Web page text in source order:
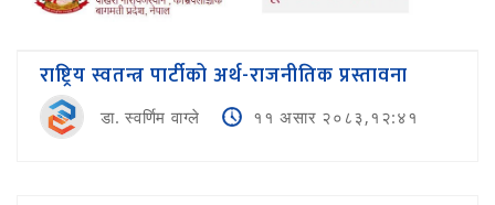
राष्ट्रिय स्वतन्त्र पार्टीको अर्थ-राजनीतिक प्रस्तावना
डा. स्वर्णिम वाग्ले ११ असार २०८३,१२:४१